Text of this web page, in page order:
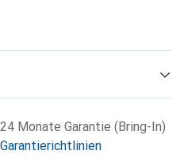
24 Monate Garantie (Bring-In)
Garantierichtlinien